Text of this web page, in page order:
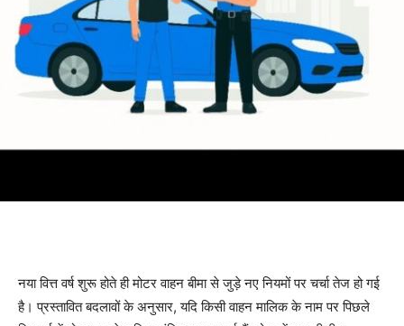
नया वित्त वर्ष शुरू होते ही मोटर वाहन बीमा से जुड़े नए नियमों पर चर्चा तेज हो गई
है। प्रस्तावित बदलावों के अनुसार, यदि किसी वाहन मालिक के नाम पर पिछले